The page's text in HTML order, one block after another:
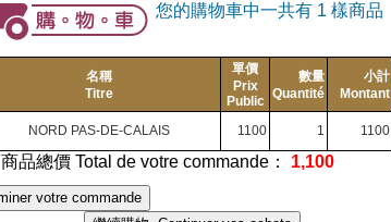
您的購物車中一共有 1 樣商品
名稱
Titre
單價
Prix
Public
數量
Quantité
小計
Montant
NORD PAS-DE-CALAIS 1100 1 1100
商品總價 Total de votre commande： 1,100